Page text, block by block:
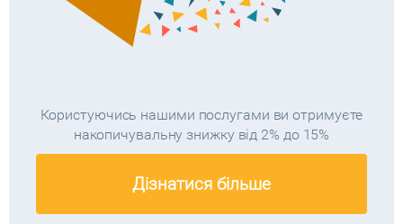
Користуючись нашими послугами ви отримуєте
накопичувальну знижку від 2% до 15%
Дізнатися більше